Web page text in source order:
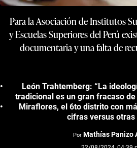
Para la Asociación de Institutos
y Escuelas Superiores del Perú
documentaria y una falta de
León Trahtemberg: “La
tradicional es un gran fracaso
Miraflores, el 6to distrito con
cifras versus otras
Por Mathías Panizo